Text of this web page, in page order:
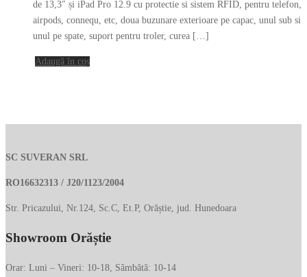
fost:
975.00 lei.
589.00 lei.
de 13,3″ și iPad Pro 12.9 cu protectie si sistem RFID, pentru telefon,
airpods, connequ, etc, doua buzunare exterioare pe capac, unul sub si
unul pe spate, suport pentru troler, curea […]
Adaugă în coș
SC SUVERAN SRL
RO16632313 / J20/1123/2004
Str. Pricazului, Nr.124, Sc.C, Et.P, Orăștie, jud. Hunedoara
Showroom Orăștie
Orar: Luni – Vineri: 10-18, Sâmbătă: 10-14